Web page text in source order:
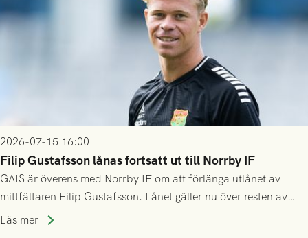
2026-07-15 16:00
Filip Gustafsson lånas fortsatt ut till Norrby IF
GAIS är överens med Norrby IF om att förlänga utlånet av
mittfältaren Filip Gustafsson. Lånet gäller nu över resten av
säsongen 2026.
Läs mer